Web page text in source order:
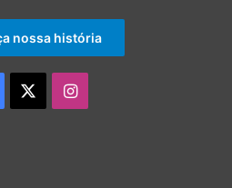
nossa história
Instagram